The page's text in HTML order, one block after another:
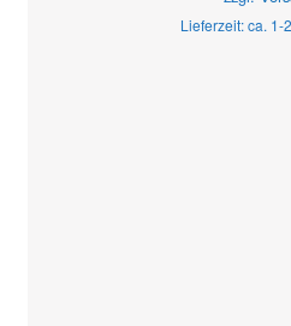
Lieferzeit: ca. 1-